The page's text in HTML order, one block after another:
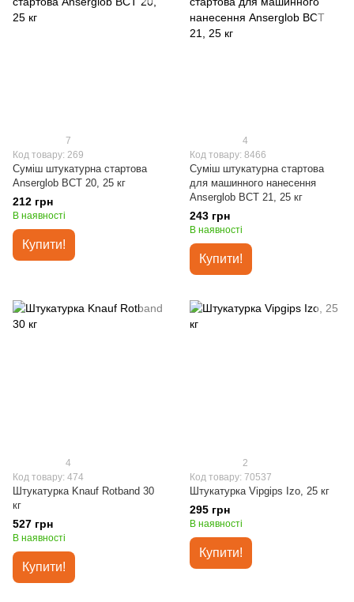
7
Код товару: 269
Суміш штукатурна стартова
Anserglob BCT 20, 25 кг
212 грн
В наявності
Купити!
4
Код товару: 8466
Суміш штукатурна стартова
для машинного нанесення
Anserglob BCT 21, 25 кг
243 грн
В наявності
Купити!
4
Код товару: 474
Штукатурка Knauf Rotband 30
кг
527 грн
В наявності
Купити!
2
Код товару: 70537
Штукатурка Vipgips Izo, 25 кг
295 грн
В наявності
Купити!